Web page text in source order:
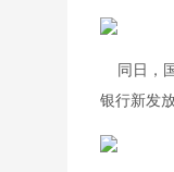
同日，
银行新发